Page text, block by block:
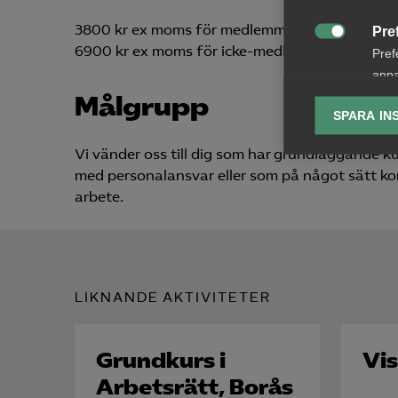

SPARA
3800 kr ex moms för medlemmar
6900 kr ex moms för icke-medlemmar
Målgrupp
Vi vänder oss till dig som har grundläggande
med personalansvar eller som på något sätt
arbete.
LIKNANDE AKTIVITETER
Grundkurs i
Arbetsrätt, Borås